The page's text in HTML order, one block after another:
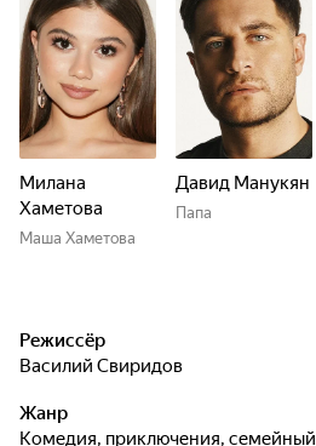
Милана
Хаметова
Маша Хаметова
Давид Манукян
Папа
Режиссёр
Василий Свиридов
Жанр
комедия, приключения, семейный